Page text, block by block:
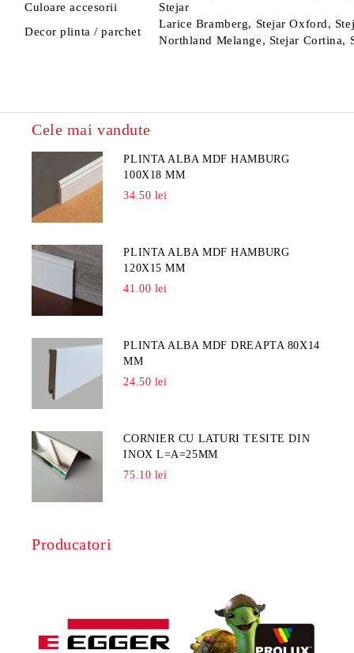
Culoare accesorii
Stejar
Decor plinta / parchet
Larice Bramberg, Stejar Oxford,
Northland Melange, Stejar Cortina,
Cele mai vandute
PLINTA ALBA MDF HAMBURG
100X18 MM
34.50 lei
PLINTA ALBA MDF HAMBURG
120X15 MM
41.00 lei
PLINTA ALBA MDF DREAPTA 80X14
MM
24.50 lei
CORNIER CU LATURI TESITE DIN
INOX L=A=25MM
75.10 lei
Producatori